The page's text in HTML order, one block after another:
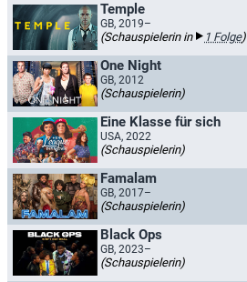
Temple
GB, 2019–
(Schauspielerin in 1 Folge)
One Night
GB, 2012
(Schauspielerin)
Eine Klasse für sich
USA, 2022
(Schauspielerin)
Famalam
GB, 2017–
(Schauspielerin)
Black Ops
GB, 2023–
(Schauspielerin)